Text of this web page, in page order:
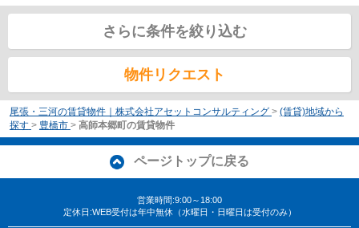
さらに条件を絞り込む
物件リクエスト
尾張・三河の賃貸物件｜株式会社アセットコンサルティング > (賃貸)地域から
探す > 豊橋市 > 高師本郷町の賃貸物件
ページトップに戻る
営業時間:9:00～18:00
定休日:WEB受付は年中無休（水曜日・日曜日は受付のみ）